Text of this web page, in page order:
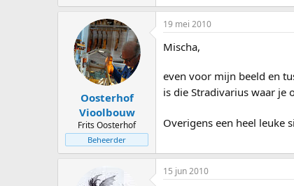
Oosterhof
Vioolbouw
Frits Oosterhof
Beheerder
19 mei 2010
Mischa,
even voor mijn beeld en
is die Stradivarius waar je
Overigens een heel leuke
15 jun 2010